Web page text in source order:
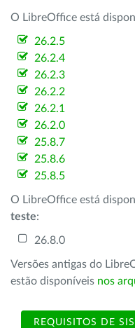
O LibreOffice está
26.2.5
26.2.4
26.2.3
26.2.2
26.2.1
26.2.0
25.8.7
25.8.6
25.8.5
O LibreOffice está
teste:
26.8.0
Versões antigas do
estão disponíveis nos
REQUISITOS DE